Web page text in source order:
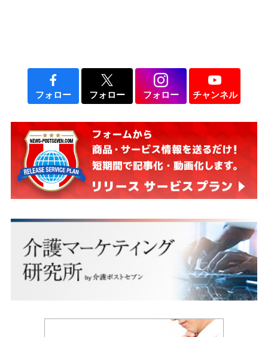
フォロー フォロー フォロー チャンネル